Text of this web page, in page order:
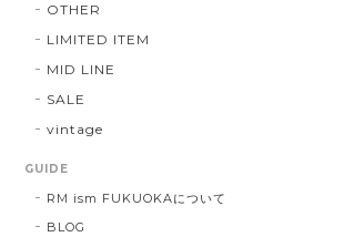
OTHER
LIMITED ITEM
MID LINE
SALE
vintage
GUIDE
RM ism FUKUOKAについて
BLOG